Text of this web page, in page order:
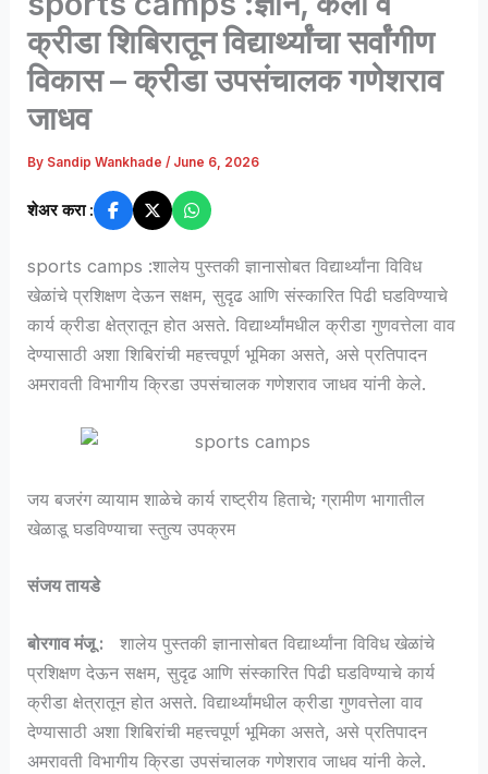
क्रीडा शिबिरातून विद्यार्थ्यांचा सर्वांगीण
विकास – क्रीडा उपसंचालक गणेशराव
जाधव
By Sandip Wankhade/ June 6, 2026
शेअर करा :
sports camps :शालेय पुस्तकी ज्ञानासोबत विद्यार्थ्यांना विविध
खेळांचे प्रशिक्षण देऊन सक्षम, सुदृढ आणि संस्कारित पिढी घडविण्याचे
कार्य क्रीडा क्षेत्रातून होत असते. विद्यार्थ्यांमधील क्रीडा गुणवत्तेला वाव
देण्यासाठी अशा शिबिरांची महत्त्वपूर्ण भूमिका असते, असे प्रतिपादन
अमरावती विभागीय क्रिडा उपसंचालक गणेशराव जाधव यांनी केले.
जय बजरंग व्यायाम शाळेचे कार्य राष्ट्रीय हिताचे; ग्रामीण भागातील
खेळाडू घडविण्याचा स्तुत्य उपक्रम
संजय तायडे
बोरगाव मंजू : शालेय पुस्तकी ज्ञानासोबत विद्यार्थ्यांना विविध खेळांचे
प्रशिक्षण देऊन सक्षम, सुदृढ आणि संस्कारित पिढी घडविण्याचे कार्य
क्रीडा क्षेत्रातून होत असते. विद्यार्थ्यांमधील क्रीडा गुणवत्तेला वाव
देण्यासाठी अशा शिबिरांची महत्त्वपूर्ण भूमिका असते, असे प्रतिपादन
अमरावती विभागीय क्रिडा उपसंचालक गणेशराव जाधव यांनी केले.